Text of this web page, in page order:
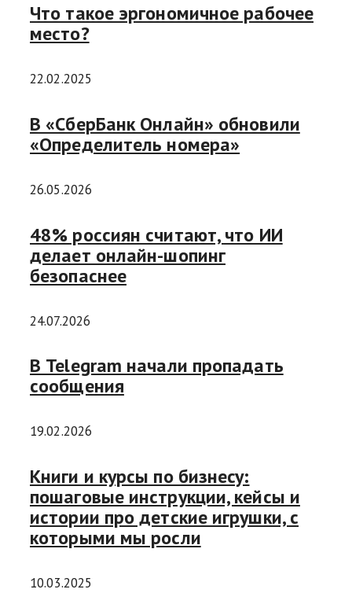
Что такое эргономичное рабочее
место?
22.02.2025
В «СберБанк Онлайн» обновили
«Определитель номера»
26.05.2026
48% россиян считают, что ИИ
делает онлайн-шопинг
безопаснее
24.07.2026
В Telegram начали пропадать
сообщения
19.02.2026
Книги и курсы по бизнесу:
пошаговые инструкции, кейсы и
истории про детские игрушки, с
которыми мы росли
10.03.2025